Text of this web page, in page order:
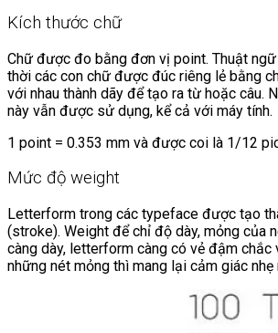
Kích thước chữ
Chữ được đo bằng đơn vị point. Thuật
thời các con chữ được đúc riêng lẻ bằng
với nhau thành dãy để tạo ra từ hoặc câu.
này vẫn được sử dụng, kể cả với máy tính.
1 point = 0.353 mm và được coi là 1/12
Mức độ weight
Letterform trong các typeface được tạo
(stroke). Weight để chỉ độ dày, mỏng của
càng dày, letterform càng có vẻ đậm
những nét mỏng thì mang lại cảm giác nhẹ